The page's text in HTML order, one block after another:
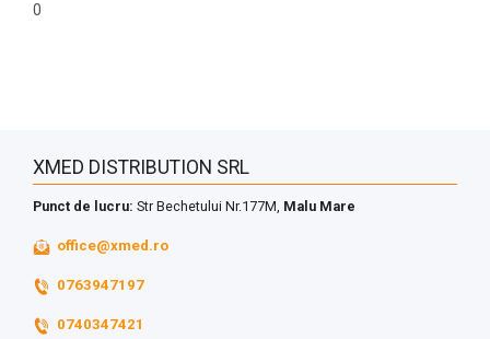
0
XMED DISTRIBUTION SRL
Punct de lucru: Str Bechetului Nr.177M, Malu Mare
office@xmed.ro
0763947197
0740347421